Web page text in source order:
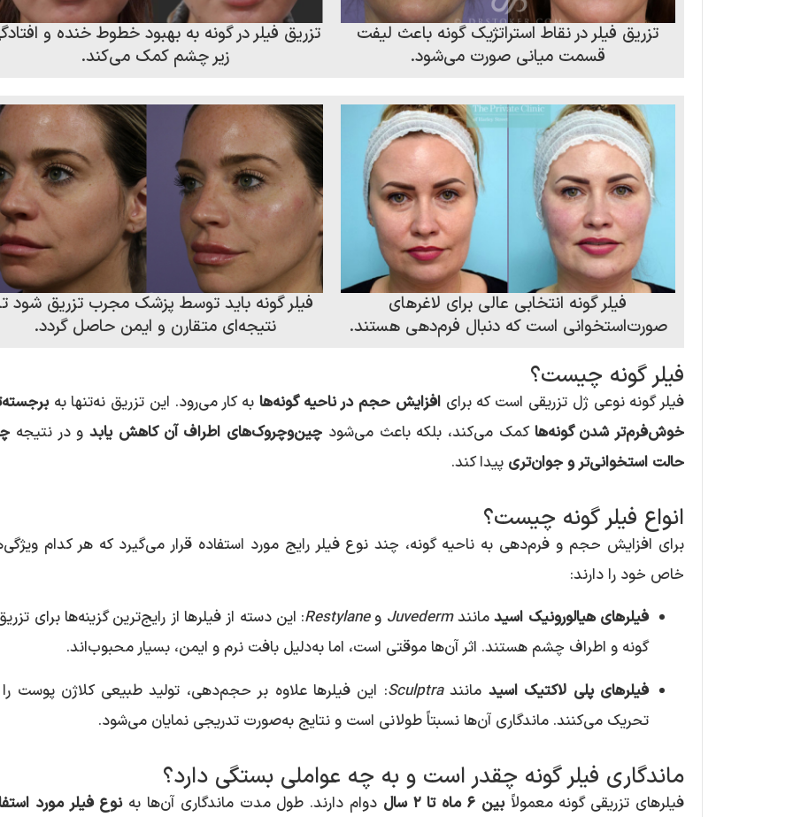
تزریق فیلر در نقاط استراتژیک گونه باعث لیفت
قسمت میانی صورت می‌شود.
تزریق فیلر در گونه به بهبود خطوط خنده و
زیر چشم کمک می‌کند.
فیلر گونه انتخابی عالی برای لاغرهای
صورت‌استخوانی است که دنبال فرم‌دهی هستند.
فیلر گونه باید توسط پزشک مجرب تزریق شود
نتیجه‌ای متقارن و ایمن حاصل گردد.
فیلر گونه چیست؟
فیلر گونه نوعی ژل تزریقی است که برایافزایش حجم در ناحیه گونه‌ها به کار می‌رود. این تزریق نه‌تنها به
خوش‌فرم‌تر شدن گونه‌هاکمک می‌کند، بلکه باعث می‌شود چین‌وچروک‌های اطراف آن کاهش یابد و در نتیجه
حالت استخوانی‌تر و جوان‌تری پیدا کند.
انواع فیلر گونه چیست؟
برای افزایش حجم و فرم‌دهی به ناحیه گونه، چند نوع فیلر رایج مورد استفاده قرار می‌گیرد که هر کدام
خاص خود را دارند:
فیلرهای هیالورونیک اسیدمانندJuvederm وRestylane: این دسته از فیلرها از رایج‌ترین گزینه‌ها برای
گونه و اطراف چشم هستند. اثر آن‌ها موقتی است، اما به‌دلیل بافت نرم و ایمن، بسیار محبوب‌اند.
فیلرهای پلی لاکتیک اسید مانندSculptra: این فیلرها علاوه بر حجم‌دهی، تولید طبیعی کلاژن پوست را
تحریک می‌کنند. ماندگاری آن‌ها نسبتاً طولانی‌ است و نتایج به‌صورت تدریجی نمایان می‌شود.
ماندگاری فیلر گونه چقدر است و به چه عواملی بستگی دارد؟
فیلرهای تزریقی گونه معمولاًبین ۶ ماه تا ۲ سال دوام دارند. طول مدت ماندگاری آن‌ها بهنوع فیلر مورد